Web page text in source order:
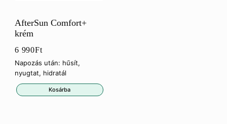
AfterSun Comfort+
krém
6 990Ft
Napozás után: hűsít,
nyugtat, hidratál
Kosárba